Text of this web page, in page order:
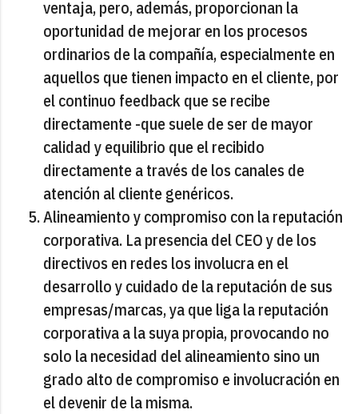
ventaja, pero, además, proporcionan la
oportunidad de mejorar en los procesos
ordinarios de la compañía, especialmente en
aquellos que tienen impacto en el cliente, por
el continuo feedback que se recibe
directamente -que suele de ser de mayor
calidad y equilibrio que el recibido
directamente a través de los canales de
atención al cliente genéricos.
Alineamiento y compromiso con la reputación
corporativa. La presencia del CEO y de los
directivos en redes los involucra en el
desarrollo y cuidado de la reputación de sus
empresas/marcas, ya que liga la reputación
corporativa a la suya propia, provocando no
solo la necesidad del alineamiento sino un
grado alto de compromiso e involucración en
el devenir de la misma.